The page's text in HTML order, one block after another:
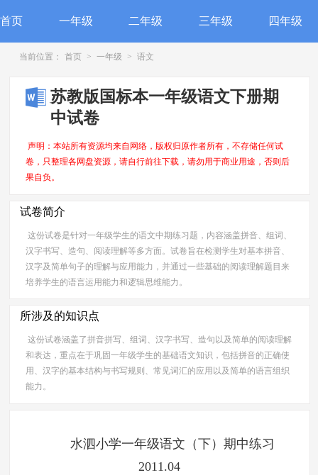
首页 一年级 二年级 三年级 四年级
当前位置： 首页 > 一年级 > 语文
苏教版国标本一年级语文下册期
中试卷
声明：本站所有资源均来自网络，版权归原作者所有，不存储任何试
卷，只整理各网盘资源，请自行前往下载，请勿用于商业用途，否则后
果自负。
试卷简介
这份试卷是针对一年级学生的语文中期练习题，内容涵盖拼音、组词、
汉字书写、造句、阅读理解等多方面。试卷旨在检测学生对基本拼音、
汉字及简单句子的理解与应用能力，并通过一些基础的阅读理解题目来
培养学生的语言运用能力和逻辑思维能力。
所涉及的知识点
这份试卷涵盖了拼音拼写、组词、汉字书写、造句以及简单的阅读理解
和表达，重点在于巩固一年级学生的基础语文知识，包括拼音的正确使
用、汉字的基本结构与书写规则、常见词汇的应用以及简单的语言组织
能力。
水泗小学一年级语文（下）期中练习
2011.04